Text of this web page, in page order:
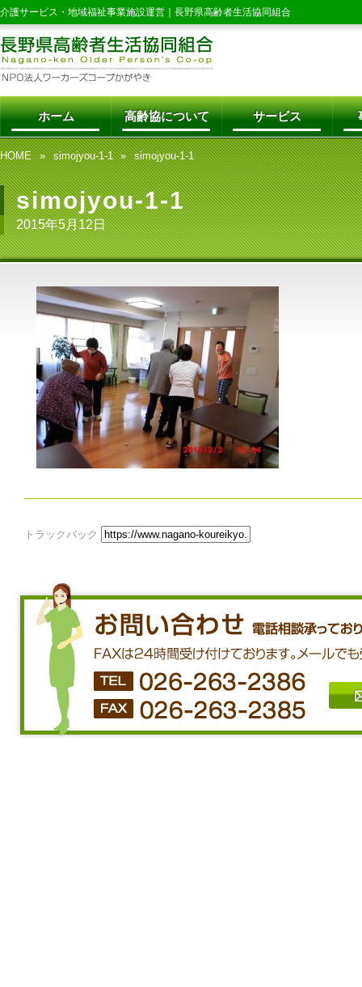
介護サービス・地域福祉事業施設運営｜ 長野県高齢者生活協同組合
ホーム 高齢協について サービス
HOME simojyou-1-1 simojyou-1-1
simojyou-1-1
2015年5月12日
トラックバック